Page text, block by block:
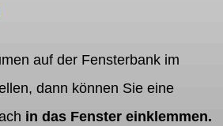
auf der Fensterbank im
dann können Sie eine
in das Fenster einklemmen.